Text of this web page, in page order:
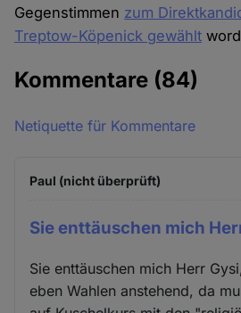
Gegenstimmen zum
Treptow-Köpenick gewählt
Kommentare (84)
Netiquette für Kommentare
Paul (nicht überprüft)
Sie enttäuschen mich
Sie enttäuschen mich Herr
eben Wahlen anstehend, da